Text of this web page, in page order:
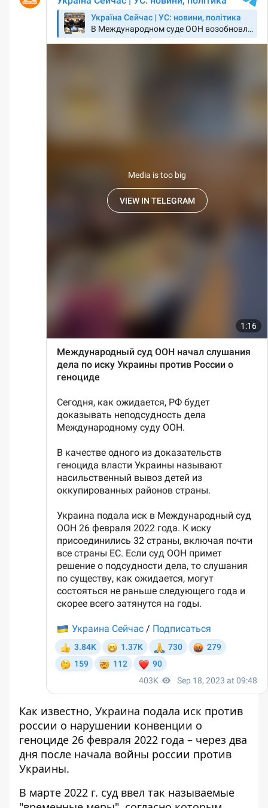
Как известно, Украина подала иск против
россии о нарушении конвенции о
геноциде 26 февраля 2022 года – через два
дня после начала войны россии против
Украины.
В марте 2022 г. суд ввел так называемые